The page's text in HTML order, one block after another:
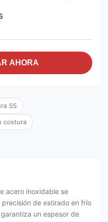
AHORA
SS
costura
acero inoxidable se
de estirado en frío
un espesor de